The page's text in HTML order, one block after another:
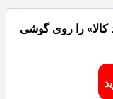
کالا» را روی گوشی